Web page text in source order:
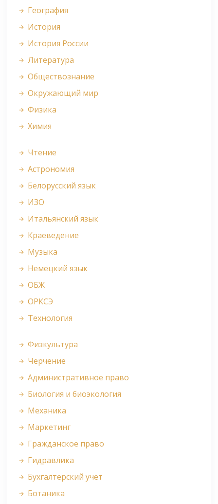
География
История
История России
Литература
Обществознание
Окружающий мир
Физика
Химия
Чтение
Астрономия
Белорусский язык
ИЗО
Итальянский язык
Краеведение
Музыка
Немецкий язык
ОБЖ
ОРКСЭ
Технология
Физкультура
Черчение
Административное право
Биология и биоэкология
Механика
Маркетинг
Гражданское право
Гидравлика
Бухгалтерский учет
Ботаника